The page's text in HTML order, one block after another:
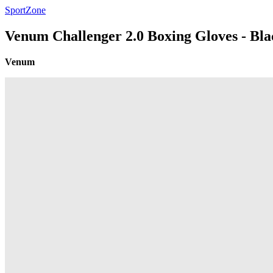
SportZone
Venum Challenger 2.0 Boxing Gloves -
Venum